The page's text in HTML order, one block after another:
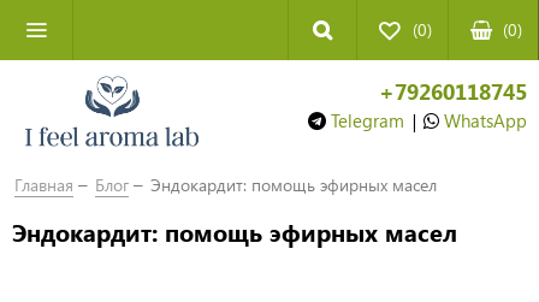
(0) (0)
+79260118745
Telegram | WhatsApp
Главная Блог Эндокардит: помощь эфирных масел
Эндокардит: помощь эфирных масел